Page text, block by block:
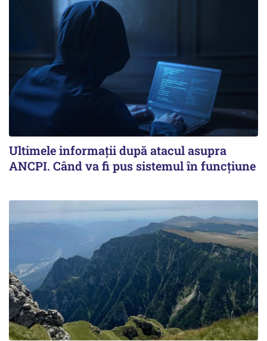
Ultimele informații după atacul asupra
ANCPI. Când va fi pus sistemul în funcțiune